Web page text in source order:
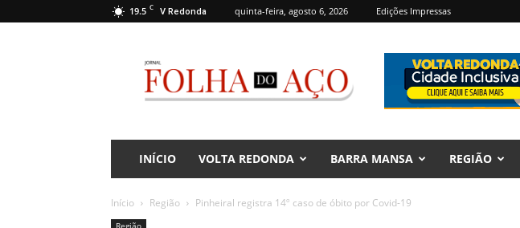
19.5 C V Redonda quinta-feira, agosto 6, 2026 Edições Impressas
Folha
do
Aço
INÍCIO VOLTA REDONDA BARRA MANSA REGIÃO
Início Região Pinheiral registra 14º caso de óbito por Covid-19
Região